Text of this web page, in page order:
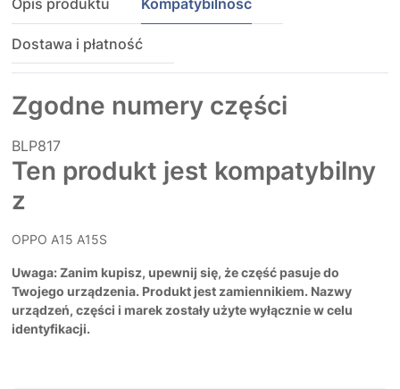
Opis produktu Kompatybilność
Dostawa i płatność
Zgodne numery części
BLP817
Ten produkt jest kompatybilny
z
OPPO A15 A15S
Uwaga: Zanim kupisz, upewnij się, że część pasuje do
Twojego urządzenia. Produkt jest zamiennikiem. Nazwy
urządzeń, części i marek zostały użyte wyłącznie w celu
identyfikacji.